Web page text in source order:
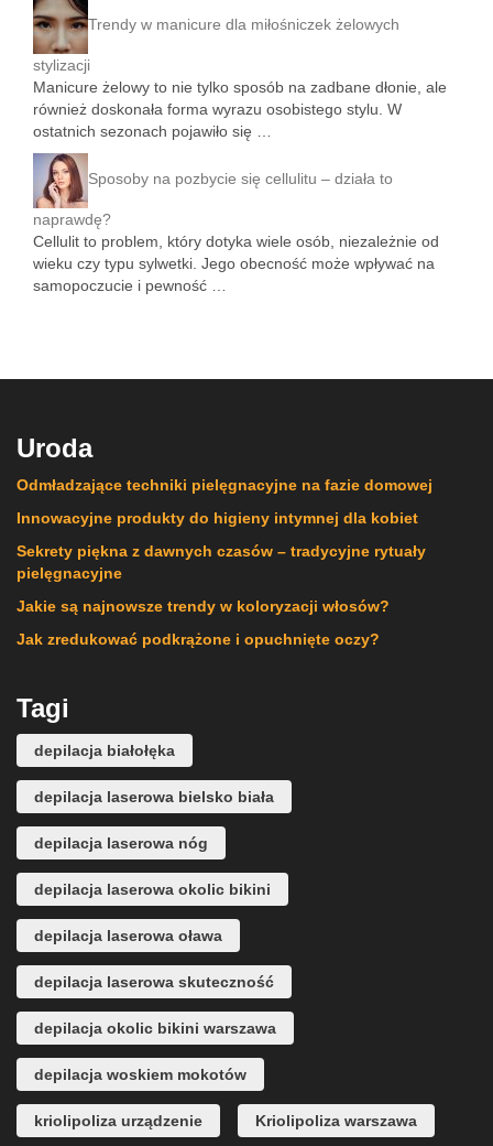
Trendy w manicure dla miłośniczek żelowych
stylizacji
Manicure żelowy to nie tylko sposób na zadbane dłonie, ale
również doskonała forma wyrazu osobistego stylu. W
ostatnich sezonach pojawiło się …
Sposoby na pozbycie się cellulitu – działa to
naprawdę?
Cellulit to problem, który dotyka wiele osób, niezależnie od
wieku czy typu sylwetki. Jego obecność może wpływać na
samopoczucie i pewność …
Uroda
Odmładzające techniki pielęgnacyjne na fazie domowej
Innowacyjne produkty do higieny intymnej dla kobiet
Sekrety piękna z dawnych czasów – tradycyjne rytuały
pielęgnacyjne
Jakie są najnowsze trendy w koloryzacji włosów?
Jak zredukować podkrążone i opuchnięte oczy?
Tagi
depilacja białołęka
depilacja laserowa bielsko biała
depilacja laserowa nóg
depilacja laserowa okolic bikini
depilacja laserowa oława
depilacja laserowa skuteczność
depilacja okolic bikini warszawa
depilacja woskiem mokotów
kriolipoliza urządzenie Kriolipoliza warszawa